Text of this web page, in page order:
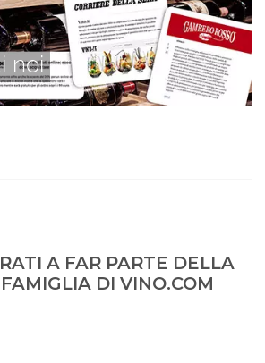
noi
A FAR PARTE DELLA
DI VINO.COM